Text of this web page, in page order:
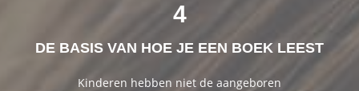
4
DE BASIS VAN HOE JE EEN BOEK LEEST
Kinderen hebben niet de aangeboren